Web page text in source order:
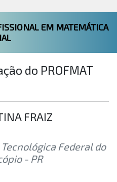
EM MATEMÁTICA
do PROFMAT
FRAIZ
Federal do
- PR